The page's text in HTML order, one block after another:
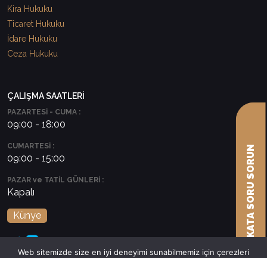
Kira Hukuku
Ticaret Hukuku
İdare Hukuku
Ceza Hukuku
ÇALIŞMA SAATLERİ
PAZARTESİ - CUMA :
09:00 - 18:00
CUMARTESİ :
09:00 - 15:00
PAZAR ve TATİL GÜNLERİ :
Kapalı
Künye
Web sitemizde size en iyi deneyimi sunabilmemiz için çerezleriAVUKATA SORU SORUN